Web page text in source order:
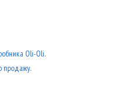
Oli-Oli.
продажу.